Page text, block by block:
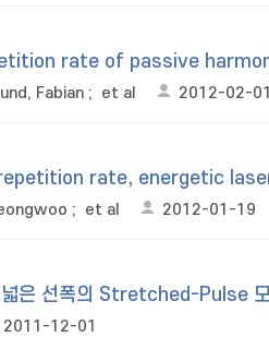
rate of passive
Fabian ; et al 2012-02-01
rate, energetic
; et al 2012-01-19
은 선폭의 Stretched-Pulse
2011-12-01